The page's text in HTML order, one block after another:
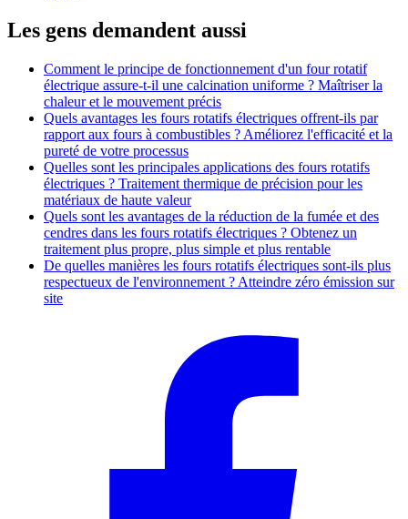
Les gens demandent aussi
Comment le principe de fonctionnement d'un four rotatif
électrique assure-t-il une calcination uniforme ? Maîtriser la
chaleur et le mouvement précis
Quels avantages les fours rotatifs électriques offrent-ils par
rapport aux fours à combustibles ? Améliorez l'efficacité et la
pureté de votre processus
Quelles sont les principales applications des fours rotatifs
électriques ? Traitement thermique de précision pour les
matériaux de haute valeur
Quels sont les avantages de la réduction de la fumée et des
cendres dans les fours rotatifs électriques ? Obtenez un
traitement plus propre, plus simple et plus rentable
De quelles manières les fours rotatifs électriques sont-ils plus
respectueux de l'environnement ? Atteindre zéro émission sur
site